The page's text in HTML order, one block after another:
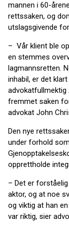
mannen i 60-
rettssaken, og
utslagsgivende
– Vår klient ble
en stemmes
lagmannsretten.
inhabil, er det
advokatfullmektig
fremmet saken
advokat John
Den nye
under forhold
opprettholde
– Det er
aktor, og at noe
og viktig at han
var riktig, sier